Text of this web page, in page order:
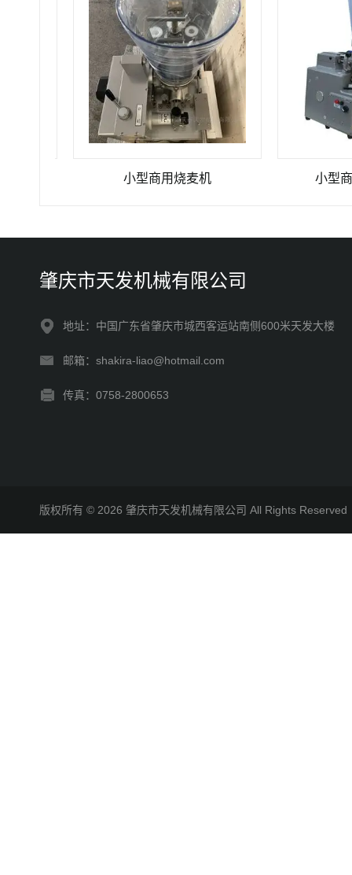
小型商用烧麦机 小型商用
肇庆市天发机械有限公司
地址：中国广东省肇庆市城西客运站南侧600米天发大楼
邮箱：shakira-liao@hotmail.com
传真：0758-2800653
版权所有 © 2026 肇庆市天发机械有限公司 All Rights